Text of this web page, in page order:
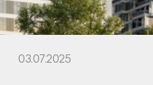
03.07.2025